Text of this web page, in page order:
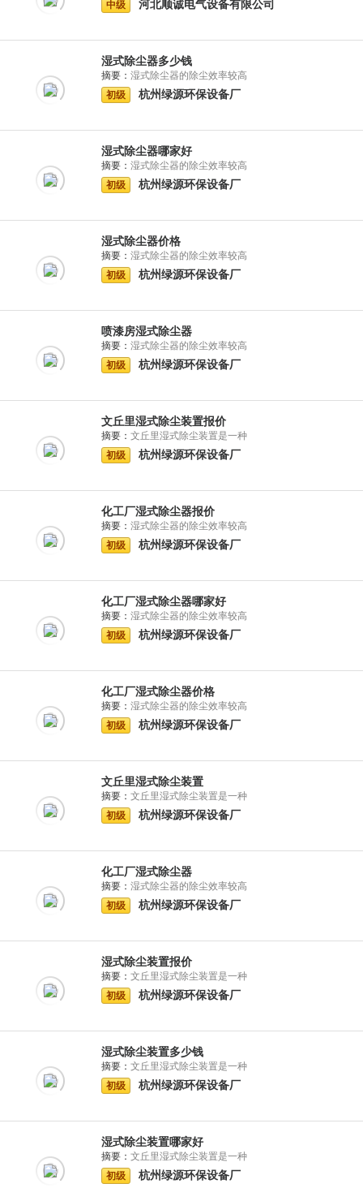
中级
河北顺诚电气设备有限公司
湿式除尘器多少钱
摘要： 湿式除尘器的除尘效率较高
初级
杭州绿源环保设备厂
湿式除尘器哪家好
摘要： 湿式除尘器的除尘效率较高
初级
杭州绿源环保设备厂
湿式除尘器价格
摘要： 湿式除尘器的除尘效率较高
初级
杭州绿源环保设备厂
喷漆房湿式除尘器
摘要： 湿式除尘器的除尘效率较高
初级
杭州绿源环保设备厂
文丘里湿式除尘装置报价
摘要： 文丘里湿式除尘装置是一种
初级
杭州绿源环保设备厂
化工厂湿式除尘器报价
摘要： 湿式除尘器的除尘效率较高
初级
杭州绿源环保设备厂
化工厂湿式除尘器哪家好
摘要： 湿式除尘器的除尘效率较高
初级
杭州绿源环保设备厂
化工厂湿式除尘器价格
摘要： 湿式除尘器的除尘效率较高
初级
杭州绿源环保设备厂
文丘里湿式除尘装置
摘要： 文丘里湿式除尘装置是一种
初级
杭州绿源环保设备厂
化工厂湿式除尘器
摘要： 湿式除尘器的除尘效率较高
初级
杭州绿源环保设备厂
湿式除尘装置报价
摘要： 文丘里湿式除尘装置是一种
初级
杭州绿源环保设备厂
湿式除尘装置多少钱
摘要： 文丘里湿式除尘装置是一种
初级
杭州绿源环保设备厂
湿式除尘装置哪家好
摘要： 文丘里湿式除尘装置是一种
初级
杭州绿源环保设备厂